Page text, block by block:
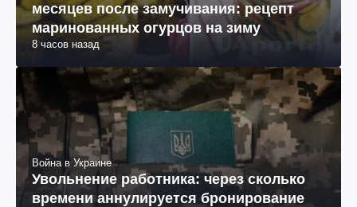
месяцев после замучивания: рецепт
маринованных огурцов на зиму
8 часов назад
Война в Украине
Увольнение работника: через сколько
времени аннулируется бронирование